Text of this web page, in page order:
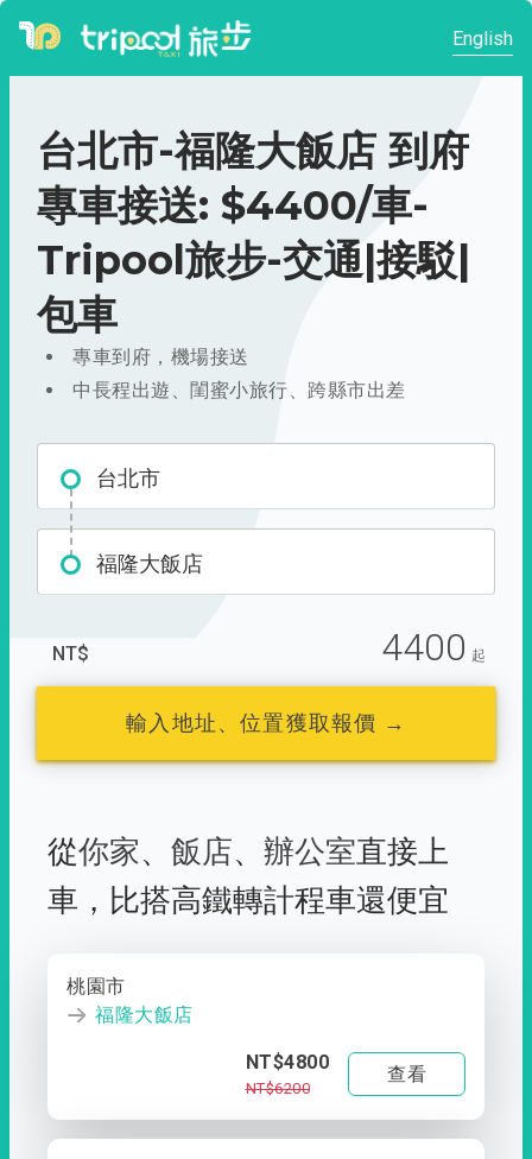
English
台北市-福隆大飯店 到府
專車接送: $4400/車-
Tripool旅步-交通|接駁|
包車
專車到府，機場接送
中長程出遊、閨蜜小旅行、跨縣市出差
台北市
福隆大飯店
NT$ 4400 起
輸入地址、位置獲取報價 →
從你家、 飯店、 辦公室直接上
車， 比搭高鐵轉計程車還便宜
桃園市
福隆大飯店
NT$4800
NT$6200
查看